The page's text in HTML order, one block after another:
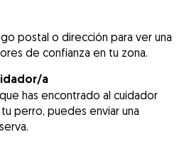
postal o dirección para ver una
de confianza en tu zona.
a
has encontrado al cuidador
perro, puedes enviar una